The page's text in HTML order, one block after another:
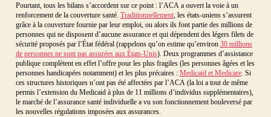
Pourtant, tous les bilans s’accordent sur ce point : l’ACA a ouvert la voie à un
renforcement de la couverture santé. Traditionnellement, les états-uniens s’assurent
grâce à la couverture fournie par leur emploi, ou alors ils font partie des millions de
personnes qui ne disposent d’aucune assurance et qui dépendent des légers filets de
sécurité proposés par l’État fédéral (rappelons qu’on estime qu’environ 30 millions
de personnes ne sont pas assurées aux États-Unis). Deux programmes d’assistance
publique complètent en effet l’offre pour les plus fragiles (les personnes âgées et les
personnes handicapées notamment) et les plus précaires : Medicaid et Medicare. Si
ces structures historiques n’ont pas été affectées par l’ACA (la loi a tout de même
permis l’extension du Medicaid à plus de 11 millions d’individus supplémentaires),
le marché de l’assurance santé individuelle a vu son fonctionnement bouleversé par
les nouvelles régulations imposées aux assurances.